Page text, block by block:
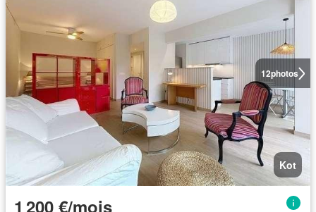
12photos
Kot
1 200 €/mois